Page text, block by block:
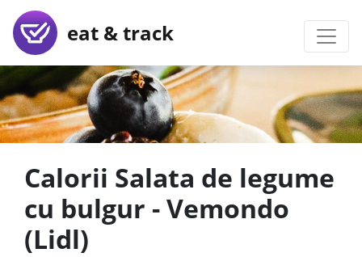
eat & track
Calorii Salata de legume
cu bulgur - Vemondo
(Lidl)